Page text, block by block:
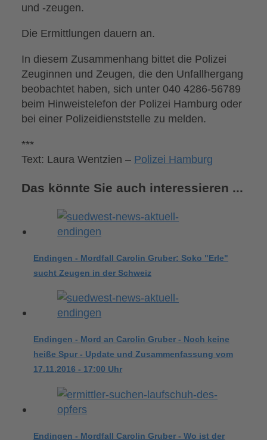
und -zeugen.
Die Ermittlungen dauern an.
In diesem Zusammenhang bittet die Polizei
Zeuginnen und Zeugen, die den Unfallhergang
beobachtet haben, sich unter 040 4286-56789
beim Hinweistelefon der Polizei Hamburg oder
bei einer Polizeidienststelle zu melden.
***
Text: Laura Wentzien – Polizei Hamburg
Das könnte Sie auch interessieren ...
Endingen - Mordfall Carolin Gruber: Soko "Erle"
sucht Zeugen in der Schweiz
Endingen - Mord an Carolin Gruber - Noch keine
heiße Spur - Update und Zusammenfassung vom
17.11.2016 - 17:00 Uhr
Endingen - Mordfall Carolin Gruber - Wo ist der